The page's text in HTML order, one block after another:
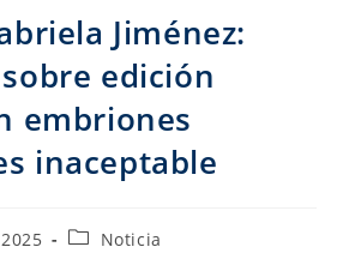
Jiménez:
edición
embriones
inaceptable
Noticia